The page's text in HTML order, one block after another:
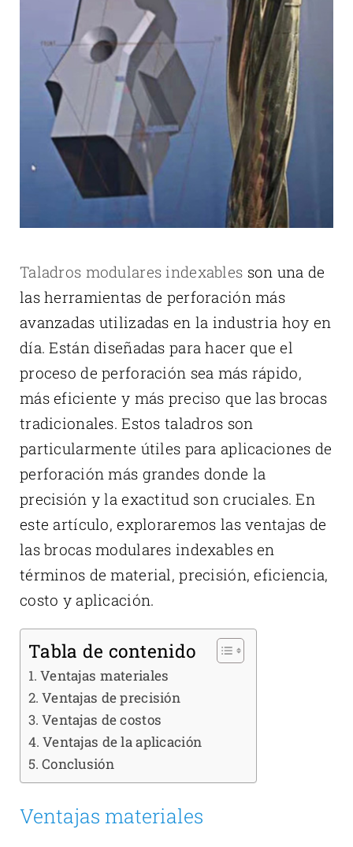
Taladros modulares indexables son una de
las herramientas de perforación más
avanzadas utilizadas en la industria hoy en
día. Están diseñadas para hacer que el
proceso de perforación sea más rápido,
más eficiente y más preciso que las brocas
tradicionales. Estos taladros son
particularmente útiles para aplicaciones de
perforación más grandes donde la
precisión y la exactitud son cruciales. En
este artículo, exploraremos las ventajas de
las brocas modulares indexables en
términos de material, precisión, eficiencia,
costo y aplicación.
Tabla de contenido
Ventajas materiales
Ventajas de precisión
Ventajas de costos
Ventajas de la aplicación
Conclusión
Ventajas materiales